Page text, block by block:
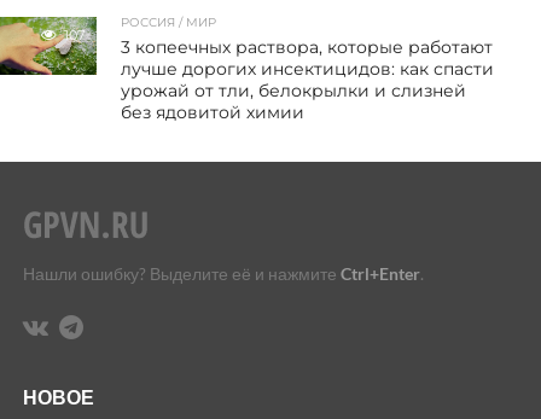
107
РОССИЯ / МИР
3 копеечных раствора, которые работают
лучше дорогих инсектицидов: как спасти
урожай от тли, белокрылки и слизней
без ядовитой химии
Нашли ошибку? Выделите её и нажмите Ctrl+Enter.
НОВОЕ